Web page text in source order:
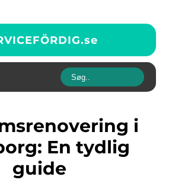
se
En tydlig
guide